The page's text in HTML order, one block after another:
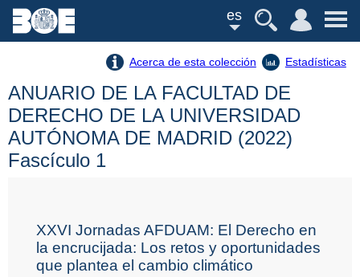
es
Acerca de esta colección Estadísticas
ANUARIO DE LA FACULTAD DE
DERECHO DE LA UNIVERSIDAD
AUTÓNOMA DE MADRID (2022)
Fascículo 1
XXVI Jornadas AFDUAM: El Derecho en
la encrucijada: Los retos y oportunidades
que plantea el cambio climático